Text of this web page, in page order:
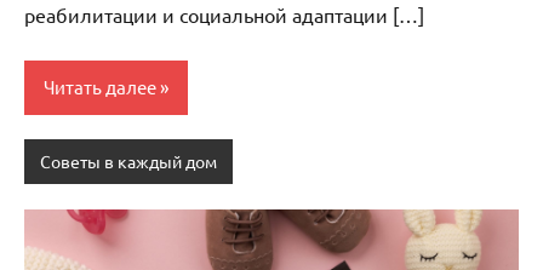
реабилитации и социальной адаптации […]
Читать далее
Советы в каждый дом